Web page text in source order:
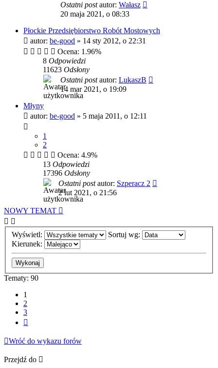
Ostatni postautor: Wałasz
20 maja 2021, o 08:33
Płockie Przedsiębiorstwo Robót Mostowych
autor: be-good » 14 sty 2012, o 22:31
Ocena: 1.96%
8 Odpowiedzi
11623 Odsłony
Ostatni postautor: LukaszB
14 mar 2021, o 19:09
Młyny
autor: be-good » 5 maja 2011, o 12:11
1
2
Ocena: 4.9%
13 Odpowiedzi
17396 Odsłony
Ostatni postautor: Szperacz 2
2 lut 2021, o 21:56
NOWY TEMAT
Wyświetl:
Sortuj wg:
Kierunek:
Tematy: 90
1
2
3
Wróć do wykazu forów
Przejdź do